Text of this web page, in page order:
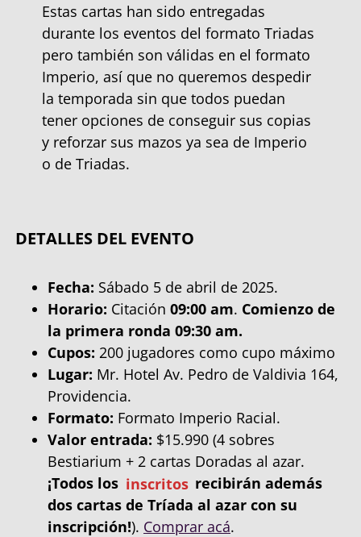
Estas cartas han sido entregadas
durante los eventos del formato Triadas
pero también son válidas en el formato
Imperio, así que no queremos despedir
la temporada sin que todos puedan
tener opciones de conseguir sus copias
y reforzar sus mazos ya sea de Imperio
o de Triadas.
DETALLES DEL EVENTO
Fecha: Sábado 5 de abril de 2025.
Horario: Citación 09:00 am. Comienzo de
la primera ronda 09:30 am.
Cupos: 200 jugadores como cupo máximo
Lugar: Mr. Hotel Av. Pedro de Valdivia 164,
Providencia.
Formato: Formato Imperio Racial.
Valor entrada: $15.990 (4 sobres
Bestiarium + 2 cartas Doradas al azar.
¡Todos los inscritos recibirán además
dos cartas de Tríada al azar con su
inscripción!). Comprar acá.